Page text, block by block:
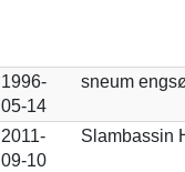
1996-
05-14
sneum
2011-
09-10
Slambassin